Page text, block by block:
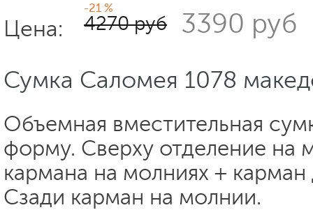
Цена:
-21 %
4270 руб 3390 руб
Сумка Саломея 1078
Объемная вместительная
форму. Сверху отделение на
кармана на молниях + карман
Сзади карман на молнии.